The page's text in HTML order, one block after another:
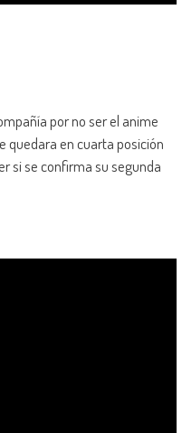
por no ser el anime
quedara en cuarta posición
si se confirma su segunda